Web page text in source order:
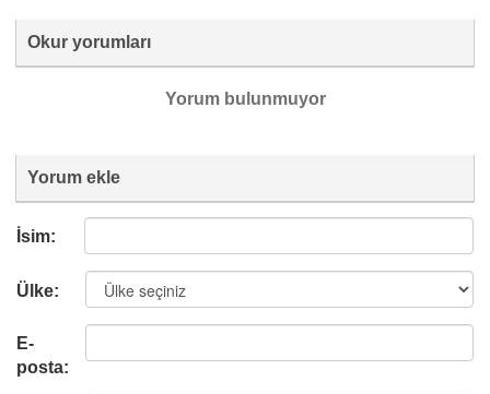
Okur yorumları
Yorum bulunmuyor
Yorum ekle
İsim:
Ülke:
E-
posta: